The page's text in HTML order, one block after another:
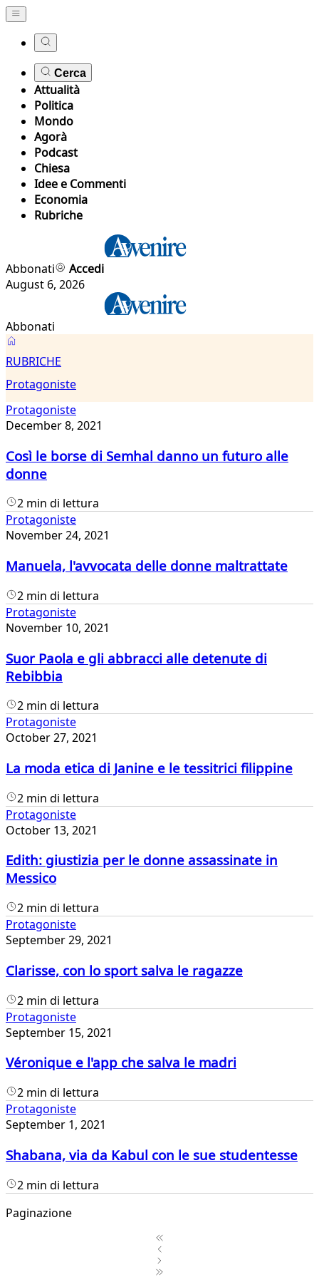
Cerca
Attualità
Politica
Mondo
Agorà
Podcast
Chiesa
Idee e Commenti
Economia
Rubriche
Abbonati
Accedi
August 6, 2026
Abbonati
Protagoniste
RUBRICHE
Protagoniste
Protagoniste
December 8, 2021
Così le borse di Semhal danno un futuro alle
donne
2 min di lettura
Protagoniste
November 24, 2021
Manuela, l'avvocata delle donne maltrattate
2 min di lettura
Protagoniste
November 10, 2021
Suor Paola e gli abbracci alle detenute di
Rebibbia
2 min di lettura
Protagoniste
October 27, 2021
La moda etica di Janine e le tessitrici filippine
2 min di lettura
Protagoniste
October 13, 2021
Edith: giustizia per le donne assassinate in
Messico
2 min di lettura
Protagoniste
September 29, 2021
Clarisse, con lo sport salva le ragazze
2 min di lettura
Protagoniste
September 15, 2021
Véronique e l'app che salva le madri
2 min di lettura
Protagoniste
September 1, 2021
Shabana, via da Kabul con le sue studentesse
2 min di lettura
Paginazione